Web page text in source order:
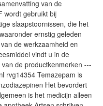
van de
wordt gebruikt bij
slaapstoornissen, die het
ernstig geleden
de werkzaamheid en
vindt u in de
de productkenmerken ---
rvg14354 Temazepam is
Het bevordert
is het medicijn alleen